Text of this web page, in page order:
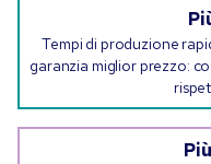
Tempi di produzione
garanzia miglior prezzo: